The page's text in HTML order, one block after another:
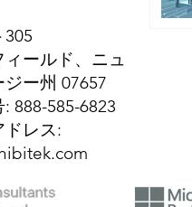
305
ィールド、ニュ
ー州 07657
: 888-585-6823
ドレス: